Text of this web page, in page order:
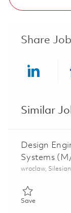
Share Job
Similar
Design
Systems
Location
wroclaw,
SaveSave